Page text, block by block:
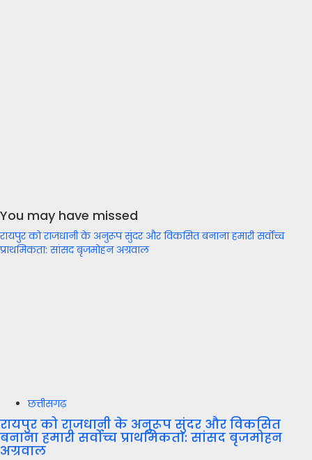
You may have missed
रायपुर को राजधानी के अनुरूप सुंदर और विकसित बनाना हमारी सर्वोच्च
प्राथमिकता: सांसद बृजमोहन अग्रवाल
छत्तीसगढ़
रायपुर को राजधानी के अनुरूप सुंदर और विकसित
बनाना हमारी सर्वोच्च प्राथमिकता: सांसद बृजमोहन
अग्रवाल